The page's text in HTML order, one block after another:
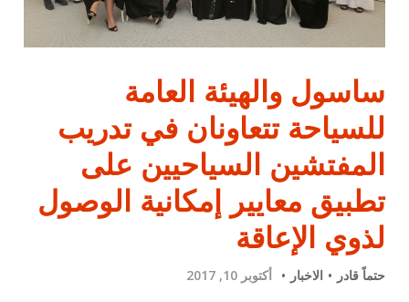
ساسول والهيئة العامة
للسياحة تتعاونان في تدريب
المفتشين السياحيين على
تطبيق معايير إمكانية الوصول
لذوي الإعاقة
حتماً قادر الاخبار أكتوبر 10, 2017